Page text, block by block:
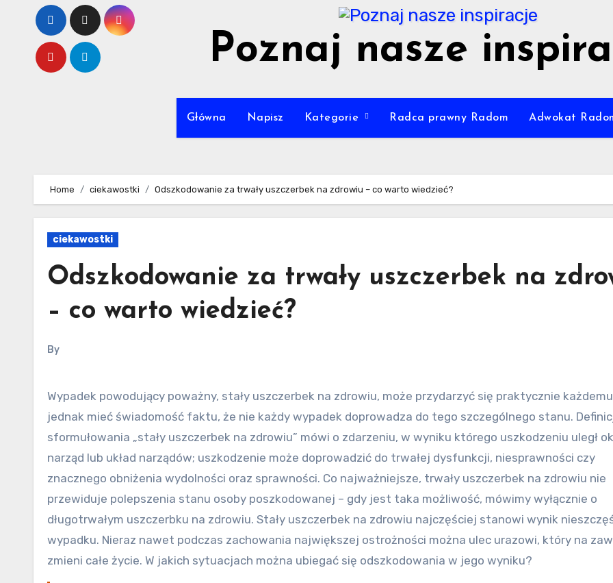
content
Poznaj nasze
Główna Napisz Kategorie Radca prawny Radom Adwokat
Home ciekawostki Odszkodowanie za trwały uszczerbek na zdrowiu – co warto wiedzieć?
ciekawostki
Odszkodowanie za trwały uszczerbek na
– co warto wiedzieć?
By
Wypadek powodujący poważny, stały uszczerbek na zdrowiu, może przydarzyć się praktycznie każdemu. Warto
jednak mieć świadomość faktu, że nie każdy wypadek doprowadza do tego szczególnego stanu.
sformułowania „stały uszczerbek na zdrowiu” mówi o zdarzeniu, w wyniku którego uszkodzeniu uległ
narząd lub układ narządów; uszkodzenie może doprowadzić do trwałej dysfunkcji, niesprawności czy
znacznego obniżenia wydolności oraz sprawności. Co najważniejsze, trwały uszczerbek na zdrowiu nie
przewiduje polepszenia stanu osoby poszkodowanej – gdy jest taka możliwość, mówimy wyłącznie o
długotrwałym uszczerbku na zdrowiu. Stały uszczerbek na zdrowiu najczęściej stanowi wynik
wypadku. Nieraz nawet podczas zachowania największej ostrożności można ulec urazowi, który na
zmieni całe życie. W jakich sytuacjach można ubiegać się odszkodowania w jego wyniku?